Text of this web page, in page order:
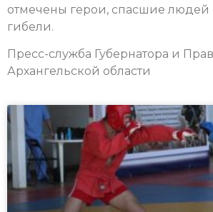
отмечены герои, спасшие людей
гибели.
Пресс-служба Губернатора и
Архангельской области